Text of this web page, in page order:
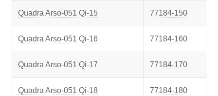
Quadra Arso-051 Qi-15 77184-150
Quadra Arso-051 Qi-16 77184-160
Quadra Arso-051 Qi-17 77184-170
Quadra Arso-051 Qi-18 77184-180